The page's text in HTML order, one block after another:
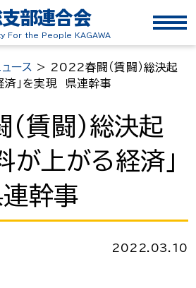
部連合会
For the People KAGAWA
ース > 2022春闘（賃闘）総決起
済」を実現 県連幹事
賃闘）総決起
が上がる経済」
幹事
2022.03.10